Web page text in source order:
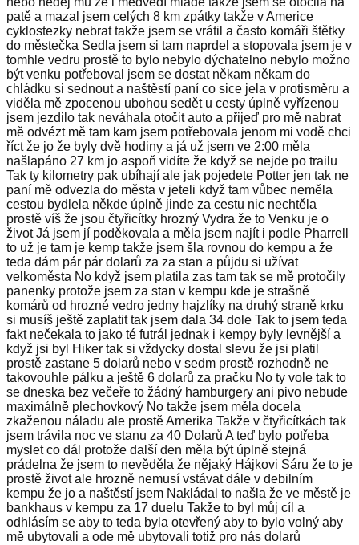
patě a mazal jsem celých 8 km zpátky takže v Americe
cyklostezky nebrat takže jsem se vrátil a často komáři štětky
do městečka Sedla jsem si tam naprdel a stopovala jsem je v
tomhle vedru prostě to bylo nebylo dýchatelno nebylo možno
být venku potřeboval jsem se dostat někam někam do
chládku si sednout a naštěstí paní co sice jela v protisměru a
viděla mě zpocenou ubohou sedět u cesty úplně vyřízenou
jsem jezdilo tak neváhala otočit auto a přijeď pro mě nabrat
mě odvézt mě tam kam jsem potřebovala jenom mi vodě chci
říct že jo že byly dvě hodiny a já už jsem ve 2:00 měla
našlapáno 27 km jo aspoň vidíte že když se nejde po trailu
Tak ty kilometry pak ubíhají ale jak pojedete Potter jen tak ne
paní mě odvezla do města v jeteli když tam vůbec neměla
cestou bydlela někde úplně jinde za cestu nic nechtěla
prostě víš že jsou čtyřicítky hrozný Vydra že to Venku je o
život Já jsem jí poděkovala a měla jsem najít i podle Pharrell
to už je tam je kemp takže jsem šla rovnou do kempu a že
teda dám pár pár dolarů za za stan a půjdu si užívat
velkoměsta No když jsem platila zas tam tak se mě protočily
panenky protože jsem za stan v kempu kde je strašně
komárů od hrozné vedro jedny hajzlíky na druhý straně krku
si musíš ještě zaplatit tak jsem dala 34 dole Tak to jsem teda
fakt nečekala to jako té futrál jednak i kempy byly levnější a
když jsi byl Hiker tak si vždycky dostal slevu že jsi platil
prostě zastane 5 dolarů nebo v sedm prostě rozhodně ne
takovouhle pálku a ještě 6 dolarů za pračku No ty vole tak to
se dneska bez večeře to žádný hamburgery ani pivo nebude
maximálně plechovkový No takže jsem měla docela
zkaženou náladu ale prostě Amerika Takže v čtyřicítkách tak
jsem trávila noc ve stanu za 40 Dolarů A teď bylo potřeba
myslet co dál protože další den měla být úplně stejná
prádelna že jsem to nevěděla že nějaký Hájkovi Sáru že to je
prostě život ale hrozně nemusí vstávat dále v debilním
kempu že jo a naštěstí jsem Nakládal to našla že ve městě je
bankhaus v kempu za 17 duelu Takže to byl můj cíl a
odhlásím se aby to teda byla otevřený aby to bylo volný aby
mě ubytovali a ode mě ubytovali totiž pro nás dolarů